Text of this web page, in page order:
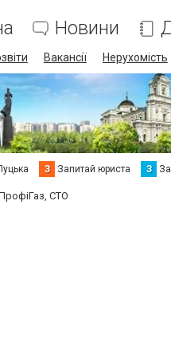
Новини
Вакансії Нерухомість
З Запитай юриста З
СТО